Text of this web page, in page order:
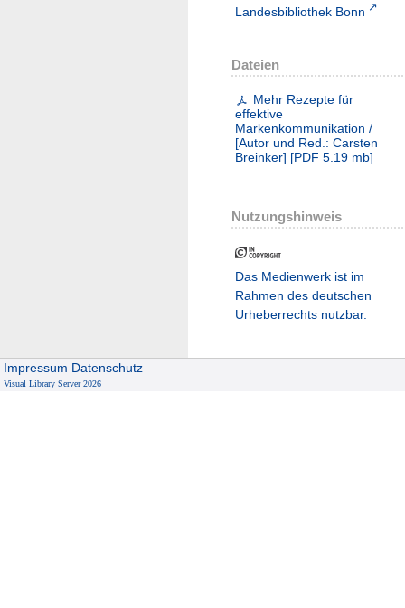
Landesbibliothek Bonn
Dateien
Mehr Rezepte für
effektive
Markenkommunikation /
[Autor und Red.: Carsten
Breinker] [PDF 5.19 mb]
Nutzungshinweis
Das Medienwerk ist im
Rahmen des deutschen
Urheberrechts nutzbar.
Impressum Datenschutz
Visual Library Server 2026